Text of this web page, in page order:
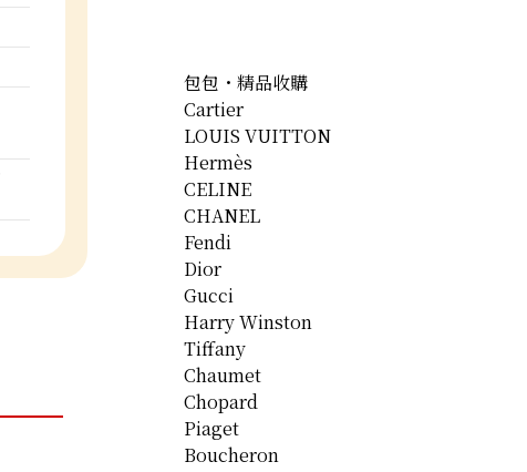
包包・精品收購
Cartier
LOUIS VUITTON
Hermès
CELINE
CHANEL
Fendi
Dior
Gucci
Harry Winston
Tiffany
Chaumet
Chopard
Piaget
Boucheron